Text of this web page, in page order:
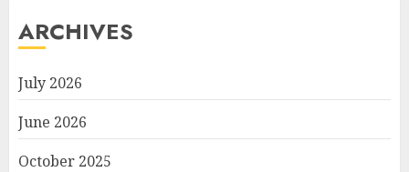
ARCHIVES
July 2026
June 2026
October 2025